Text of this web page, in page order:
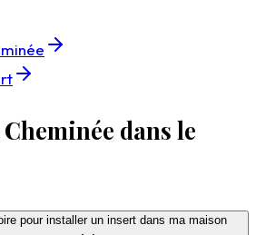
dans le
pour installer un insert dans ma maison